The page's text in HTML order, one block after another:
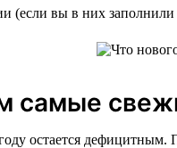
(если вы в них
самые
остается дефицитным.